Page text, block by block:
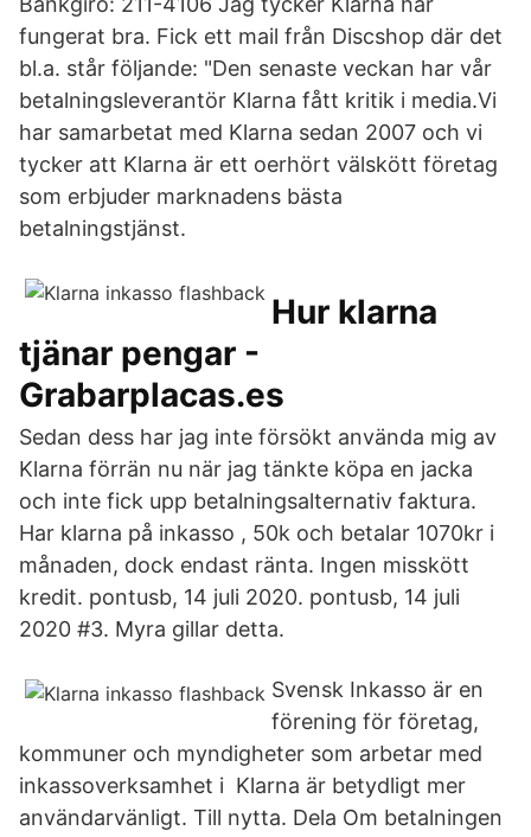
fungerat bra. Fick ett mail från Discshop där det
bl.a. står följande: "Den senaste veckan har vår
betalningsleverantör Klarna fått kritik i media.Vi
har samarbetat med Klarna sedan 2007 och vi
tycker att Klarna är ett oerhört välskött företag
som erbjuder marknadens bästa
betalningstjänst.
Hur klarna
tjänar pengar -
Grabarplacas.es
Sedan dess har jag inte försökt använda mig av
Klarna förrän nu när jag tänkte köpa en jacka
och inte fick upp betalningsalternativ faktura.
Har klarna på inkasso , 50k och betalar 1070kr i
månaden, dock endast ränta. Ingen misskött
kredit. pontusb, 14 juli 2020. pontusb, 14 juli
2020 #3. Myra gillar detta.
Svensk Inkasso är en
förening för företag,
kommuner och myndigheter som arbetar med
inkassoverksamhet i Klarna är betydligt mer
användarvänligt. Till nytta. Dela Om betalningen